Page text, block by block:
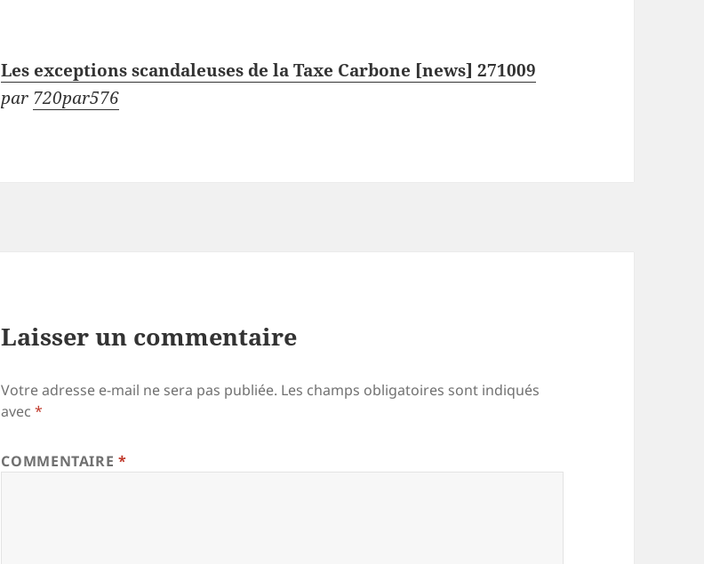
Les exceptions scandaleuses de la Taxe Carbone [news] 271009
par 720par576
Laisser un commentaire
Votre adresse e-mail ne sera pas publiée. Les champs obligatoires sont indiqués
avec*
COMMENTAIRE*